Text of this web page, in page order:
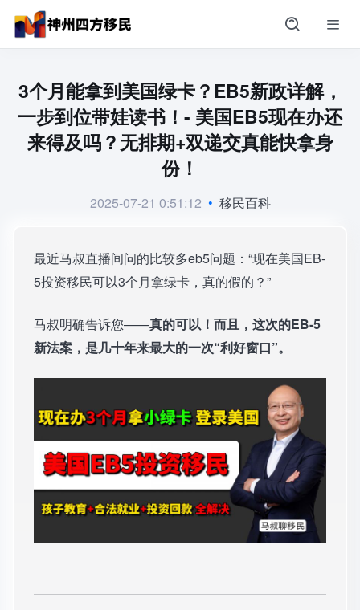
3个月能拿到美国绿卡？EB5新政详解，
一步到位带娃读书！- 美国EB5现在办还
来得及吗？无排期+双递交真能快拿身
份！
2025-07-21 0:51:12 • 移民百科
最近马叔直播间问的比较多eb5问题：“现在美国EB-
5投资移民可以3个月拿绿卡，真的假的？”
马叔明确告诉您——真的可以！而且，这次的EB-5
新法案，是几十年来最大的一次“利好窗口”。